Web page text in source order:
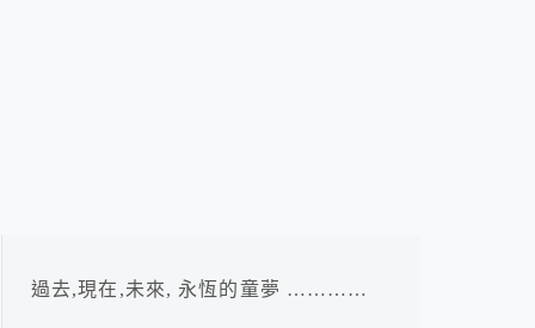
過去,現在,未來, 永恆的童夢 …………